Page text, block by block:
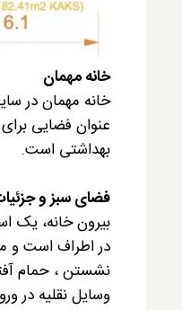
خانه مهمان
خانه مهمان در
عنوان فضایی
بهداشتی است.
فضای سبز و
بیرون خانه، یک
در اطراف است و
نشستن ، حمام
وسایل نقلیه در